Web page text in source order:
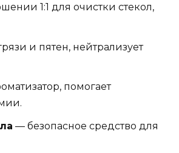
1:1 для очистки стекол,
и пятен, нейтрализует
помогает
— безопасное средство для